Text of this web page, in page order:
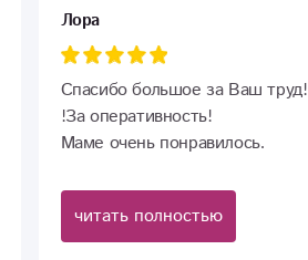
Лора
Спасибо большое за Ваш труд!
!За оперативность!
Маме очень понравилось.
читать полностью